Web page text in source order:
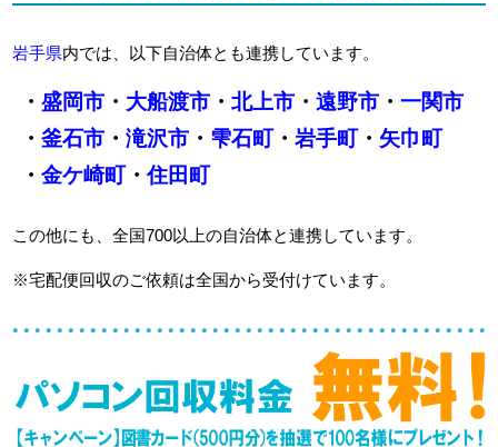
岩手県内では、以下自治体とも連携しています。
・ 盛岡市・ 大船渡市・ 北上市・ 遠野市・ 一関市
・ 釜石市・ 滝沢市・ 雫石町・ 岩手町・ 矢巾町
・ 金ケ崎町・ 住田町
この他にも、全国700以上の自治体と連携しています。
※宅配便回収のご依頼は全国から受付けています。